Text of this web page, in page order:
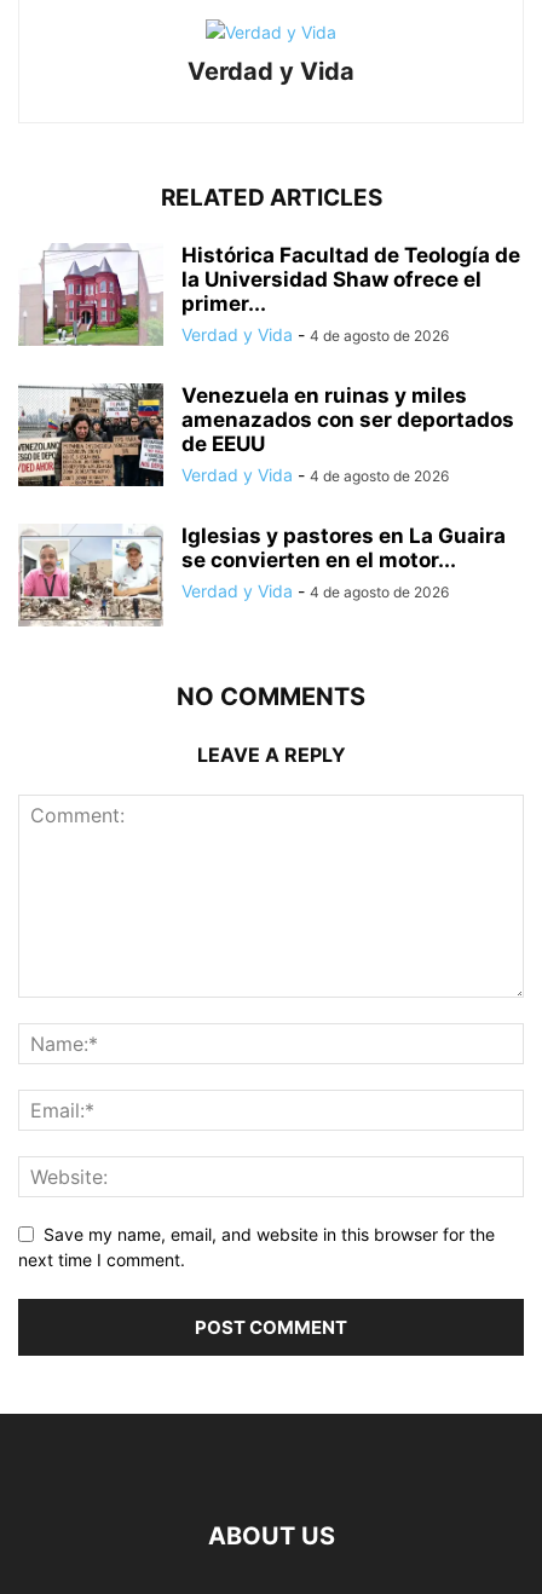
Verdad y Vida
RELATED ARTICLES
Histórica Facultad de Teología de
la Universidad Shaw ofrece el
primer...
Verdad y Vida - 4 de agosto de 2026
Venezuela en ruinas y miles
amenazados con ser deportados
de EEUU
Verdad y Vida - 4 de agosto de 2026
Iglesias y pastores en La Guaira
se convierten en el motor...
Verdad y Vida - 4 de agosto de 2026
NO COMMENTS
LEAVE A REPLY
Save my name, email, and website in this browser for the
next time I comment.
ABOUT US